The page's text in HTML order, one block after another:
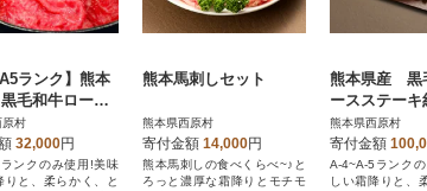
ランク】熊本
毛和牛ロース
900g
原村
32,000円
ンクのみ使用!美味
りと、柔らかく、と
熊本馬刺しセット
熊本県西原村
寄付金額 14,000円
熊本馬刺しの食べくらべ~♪と
ろっと濃厚な霜降りとモチモ
熊本県産 黒
ースステーキ
0枚
熊本県西原村
寄付金額
A-4~A-5ランク
しい霜降りと、